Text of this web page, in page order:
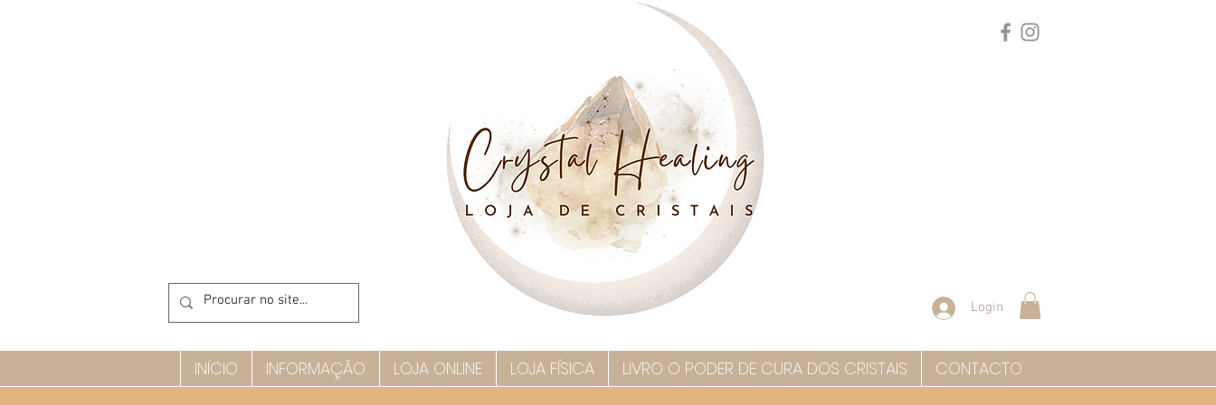
Login
INÍCIO INFORMAÇÃO LOJA ONLINE LOJA FÍSICA LIVRO O PODER DE CURA DOS CRISTAIS CONTACTO